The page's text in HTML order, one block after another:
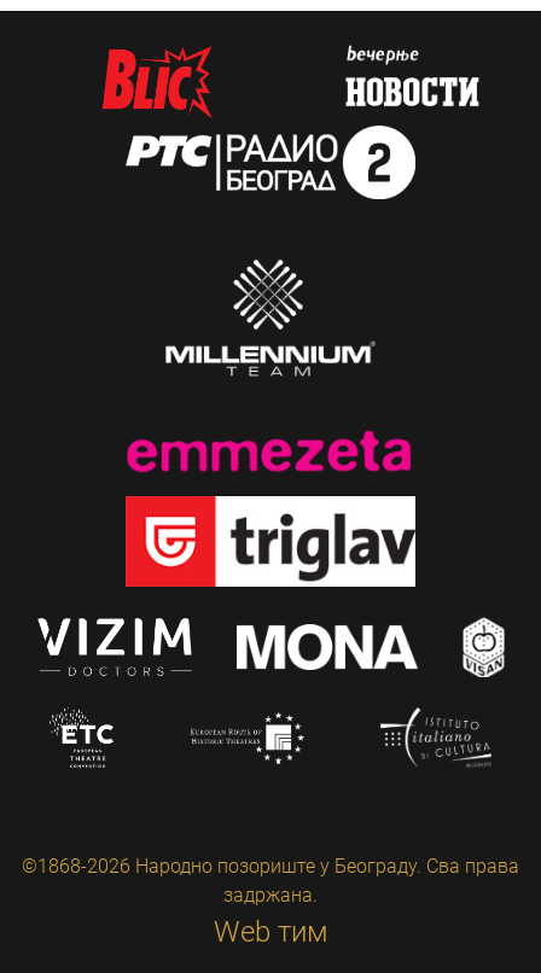
©1868-2026 Народно позориште у Београду. Сва права
задржана.
Web тим